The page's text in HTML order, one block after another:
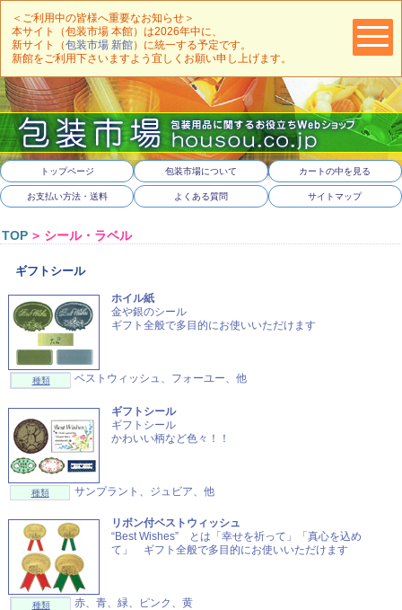
＜ご利用中の皆様へ重要なお知らせ＞
本サイト（包装市場 本館）は2026年中に、
新サイト（包装市場 新館）に統一する予定です。
新館をご利用下さいますよう宜しくお願い申し上げます。
トップページ 包装市場について カートの中を見る
お支払い方法・送料 よくある質問 サイトマップ
TOP ＞ シール・ラベル
ギフトシール
ホイル紙
金や銀のシール
ギフト全般で多目的にお使いいただけます
種類 ベストウィッシュ、フォーユー、他
ギフトシール
ギフトシール
かわいい柄など色々！！
種類 サンプラント、ジュビア、他
リボン付ベストウィッシュ
“Best Wishes” とは「幸せを祈って」「真心を込め
て」 ギフト全般で多目的にお使いいただけます
種類 赤、青、緑、ピンク、黄